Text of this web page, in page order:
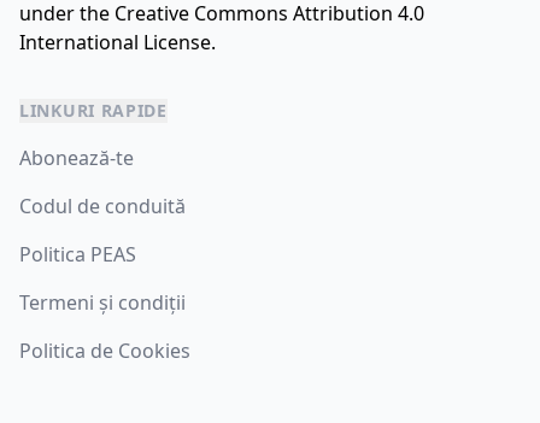
under the Creative Commons Attribution 4.0
International License.
LINKURI RAPIDE
Abonează-te
Codul de conduită
Politica PEAS
Termeni și condiții
Politica de Cookies